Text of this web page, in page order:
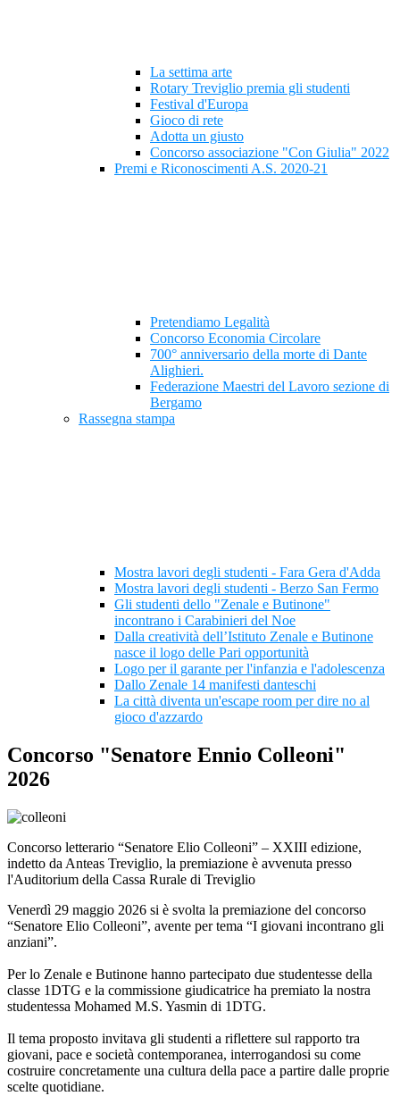
La settima arte
Rotary Treviglio premia gli studenti
Festival d'Europa
Gioco di rete
Adotta un giusto
Concorso associazione "Con Giulia" 2022
Premi e Riconoscimenti A.S. 2020-21
Pretendiamo Legalità
Concorso Economia Circolare
700° anniversario della morte di Dante
Alighieri.
Federazione Maestri del Lavoro sezione di
Bergamo
Rassegna stampa
Mostra lavori degli studenti - Fara Gera d'Adda
Mostra lavori degli studenti - Berzo San Fermo
Gli studenti dello "Zenale e Butinone"
incontrano i Carabinieri del Noe
Dalla creatività dell’Istituto Zenale e Butinone
nasce il logo delle Pari opportunità
Logo per il garante per l'infanzia e l'adolescenza
Dallo Zenale 14 manifesti danteschi
La città diventa un'escape room per dire no al
gioco d'azzardo
Concorso "Senatore Ennio Colleoni"
2026
Concorso letterario “Senatore Elio Colleoni” – XXIII edizione,
indetto da Anteas Treviglio, la premiazione è avvenuta presso
l'Auditorium della Cassa Rurale di Treviglio
Venerdì 29 maggio 2026 si è svolta la premiazione del concorso
“Senatore Elio Colleoni”, avente per tema “I giovani incontrano gli
anziani”.
Per lo Zenale e Butinone hanno partecipato due studentesse della
classe 1DTG e la commissione giudicatrice ha premiato la nostra
studentessa Mohamed M.S. Yasmin di 1DTG.
Il tema proposto invitava gli studenti a riflettere sul rapporto tra
giovani, pace e società contemporanea, interrogandosi su come
costruire concretamente una cultura della pace a partire dalle proprie
scelte quotidiane.